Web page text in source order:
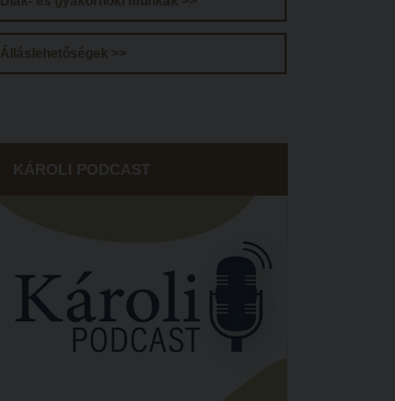
Álláslehetőségek >>
KÁROLI PODCAST